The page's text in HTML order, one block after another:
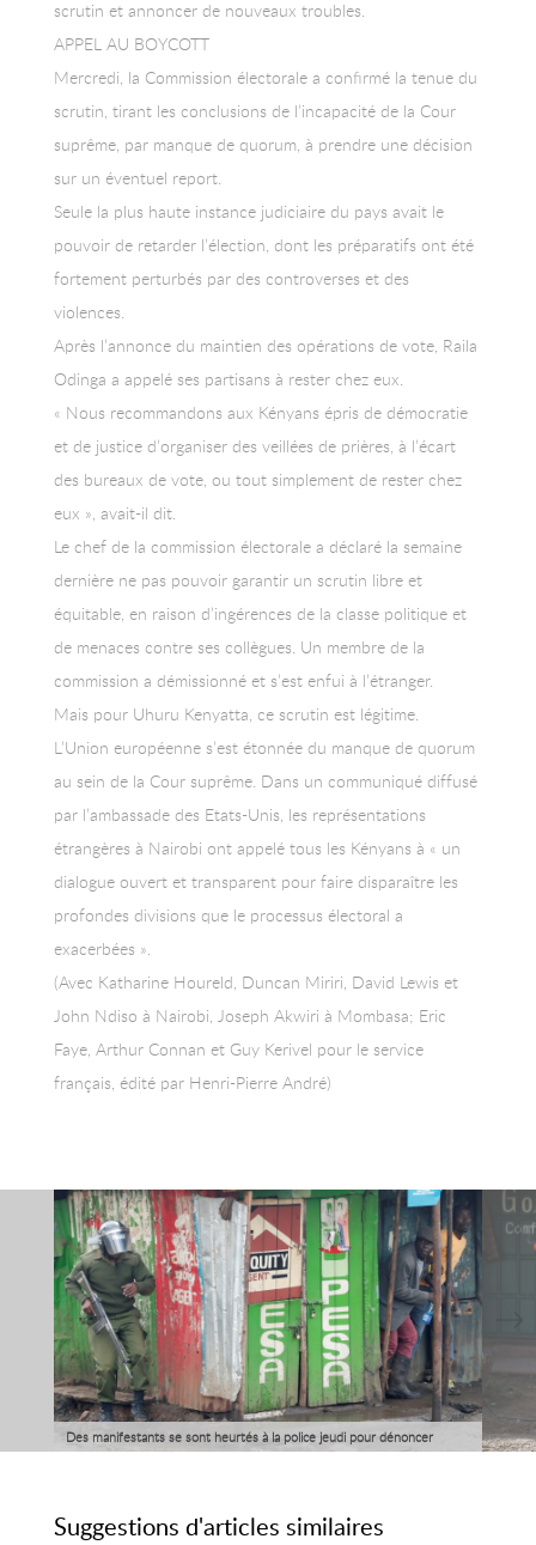
scrutin et annoncer de nouveaux troubles.
APPEL AU BOYCOTT
Mercredi, la Commission électorale a confirmé la tenue du
scrutin, tirant les conclusions de l’incapacité de la Cour
suprême, par manque de quorum, à prendre une décision
sur un éventuel report.
Seule la plus haute instance judiciaire du pays avait le
pouvoir de retarder l’élection, dont les préparatifs ont été
fortement perturbés par des controverses et des
violences.
Après l’annonce du maintien des opérations de vote, Raila
Odinga a appelé ses partisans à rester chez eux.
« Nous recommandons aux Kényans épris de démocratie
et de justice d’organiser des veillées de prières, à l’écart
des bureaux de vote, ou tout simplement de rester chez
eux », avait-il dit.
Le chef de la commission électorale a déclaré la semaine
dernière ne pas pouvoir garantir un scrutin libre et
équitable, en raison d’ingérences de la classe politique et
de menaces contre ses collègues. Un membre de la
commission a démissionné et s’est enfui à l’étranger.
Mais pour Uhuru Kenyatta, ce scrutin est légitime.
L’Union européenne s’est étonnée du manque de quorum
au sein de la Cour suprême. Dans un communiqué diffusé
par l’ambassade des Etats-Unis, les représentations
étrangères à Nairobi ont appelé tous les Kényans à « un
dialogue ouvert et transparent pour faire disparaître les
profondes divisions que le processus électoral a
exacerbées ».
(Avec Katharine Houreld, Duncan Miriri, David Lewis et
John Ndiso à Nairobi, Joseph Akwiri à Mombasa; Eric
Faye, Arthur Connan et Guy Kerivel pour le service
français, édité par Henri-Pierre André)
Des manifestants se sont heurtés à la police jeudi pour dénoncer
Suggestions d'articles similaires